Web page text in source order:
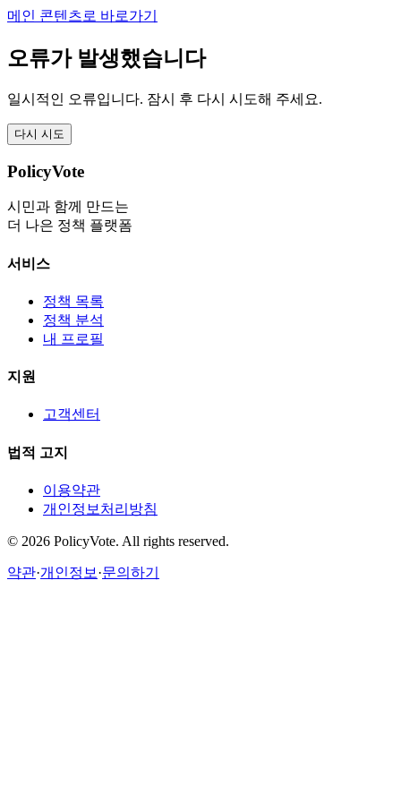
메인 콘텐츠로 바로가기
오류가 발생했습니다
일시적인 오류입니다. 잠시 후 다시 시도해 주세요.
다시 시도
PolicyVote
시민과 함께 만드는
더 나은 정책 플랫폼
서비스
정책 목록
정책 분석
내 프로필
지원
고객센터
법적 고지
이용약관
개인정보처리방침
© 2026 PolicyVote. All rights reserved.
약관·개인정보 ·문의하기